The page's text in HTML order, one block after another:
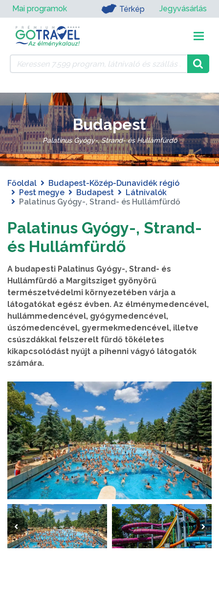
Mai programok Térkép Jegyvásárlás
Budapest
Palatinus Gyógy-, Strand- és Hullámfürdő
Főoldal
Budapest-Közép-Dunavidék régió
Pest megye
Budapest
Látnivalók
Palatinus Gyógy-, Strand- és Hullámfürdő
Palatinus Gyógy-, Strand-
és Hullámfürdő
A budapesti Palatinus Gyógy-, Strand- és
Hullámfürdő a Margitsziget gyönyörű
természetvédelmi környezetében várja a
látogatókat egész évben. Az élménymedencével,
hullámmedencével, gyógymedencével,
úszómedencével, gyermekmedencével, illetve
csúszdákkal felszerelt fürdő tökéletes
kikapcsolódást nyújt a pihenni vágyó látogatók
számára.